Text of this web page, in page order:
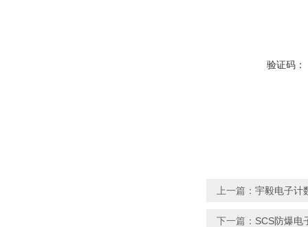
验证码：
上一篇： 宇毅电子计
下一篇： SCS防爆电